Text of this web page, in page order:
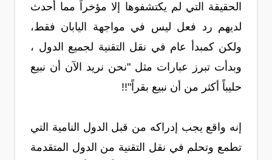
الحقيقة التي لم يكتشفوها إلا مؤخراً مما أحدث
لديهم رد فعل ليس في مواجهة اليابان فقط،
ولكن كمبدأ عام في نقل التقنية لجميع الدول ،
وبدأت تبرز عبارات مثل "نحن نريد الآن أن نبيع
حليباً أكثر من أن نبيع بقراً"!!
إنه واقع يجب إدراكه من قبل الدول النامية التي
تطمع وتحلم في نقل التقنية من الدول المتقدمة